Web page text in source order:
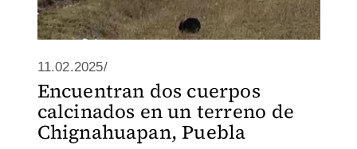
11.02.2025/
Encuentran dos cuerpos
calcinados en un terreno de
Chignahuapan, Puebla